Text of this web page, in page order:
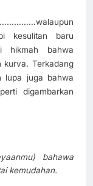
kesulitan baru
hikmah bahwa
kurva. Terkadang
lupa juga bahwa
digambarkan
bahawa
kemudahan.